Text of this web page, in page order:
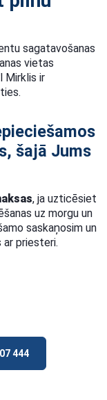
sagatavošanas
vietas
Mirklis ir
šajā Jums
, ja uzticēsiet
uz morgu un
saskaņosim un
ar priesteri.
444